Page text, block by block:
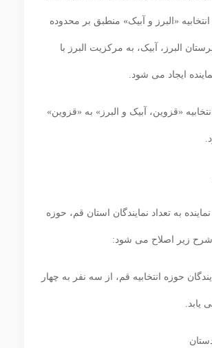
«البرز و آبیک» منطبق بر محدوده
البرز، آبیک، به مرکزیت البرز با
ایجاد می‏ شود.
«قزوین، آبیک و البرز» به «قزوین»
به تعداد نمایندگان استان قم، حوزه‏
شرح زیر اصلاح می‏ شود:
حوزه انتخابیه قم، از سه نفر به چهار
یابد.